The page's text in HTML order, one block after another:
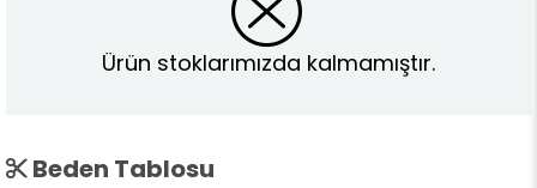
Ürün stoklarımızda kalmamıştır.
Beden Tablosu